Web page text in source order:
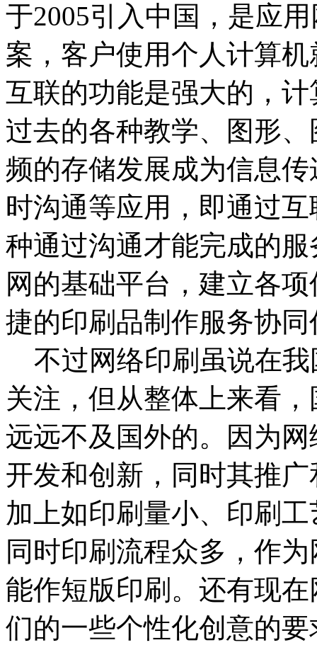
于2005引入中国，是应
案，客户使用个人计算
互联的功能是强大的，
过去的各种教学、图形
频的存储发展成为信息
时沟通等应用，即通过
种通过沟通才能完成的
网的基础平台，建立各
捷的印刷品制作服务协同
不过网络印刷虽说在我
关注，但从整体上来看
远远不及国外的。因为
开发和创新，同时其推
加上如印刷量小、印刷
同时印刷流程众多，作
能作短版印刷。还有现
们的一些个性化创意的